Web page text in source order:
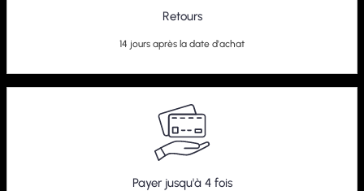
Retours
14 jours après la date d'achat
Payer jusqu'à 4 fois